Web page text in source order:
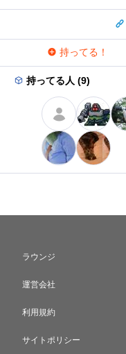
持ってる！
持ってる人 (9)
ラウンジ
運営会社
利用規約
サイトポリシー